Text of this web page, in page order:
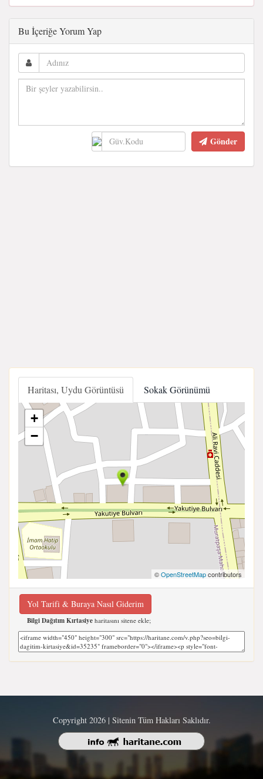
Bu İçeriğe Yorum Yap
Gönder
Haritası, Uydu Görüntüsü Sokak Görünümü
+
−
©OpenStreetMapcontributors
Yol Tarifi & Buraya Nasıl Giderim
Bilgi Dağıtım Kırtasiye haritasını sitene ekle;
Copyright 2026 | Sitenin Tüm Hakları Saklıdır.